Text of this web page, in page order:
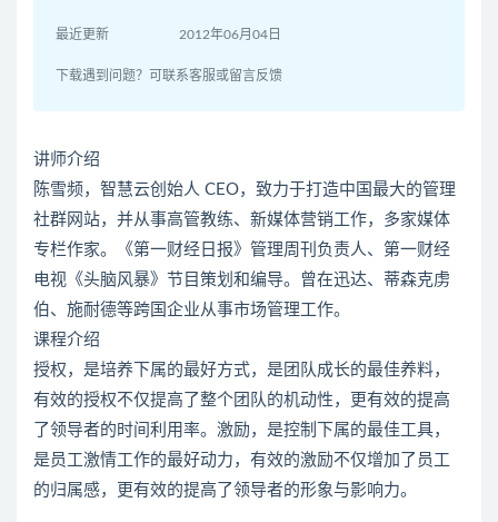
最近更新 2012年06月04日
下载遇到问题？可联系客服或留言反馈
讲师介绍
陈雪频，智慧云创始人 CEO，致力于打造中国最大的管理
社群网站，并从事高管教练、新媒体营销工作，多家媒体
专栏作家。《第一财经日报》管理周刊负责人、第一财经
电视《头脑风暴》节目策划和编导。曾在迅达、蒂森克虏
伯、施耐德等跨国企业从事市场管理工作。
课程介绍
授权，是培养下属的最好方式，是团队成长的最佳养料，
有效的授权不仅提高了整个团队的机动性，更有效的提高
了领导者的时间利用率。激励，是控制下属的最佳工具，
是员工激情工作的最好动力，有效的激励不仅增加了员工
的归属感，更有效的提高了领导者的形象与影响力。